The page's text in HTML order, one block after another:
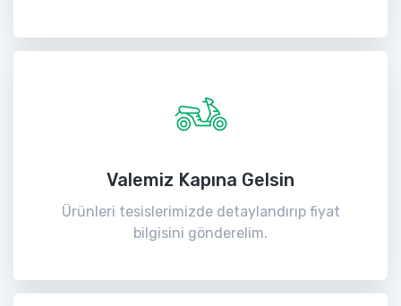
Valemiz Kapına Gelsin
Ürünleri tesislerimizde detaylandırıp fiyat
bilgisini gönderelim.